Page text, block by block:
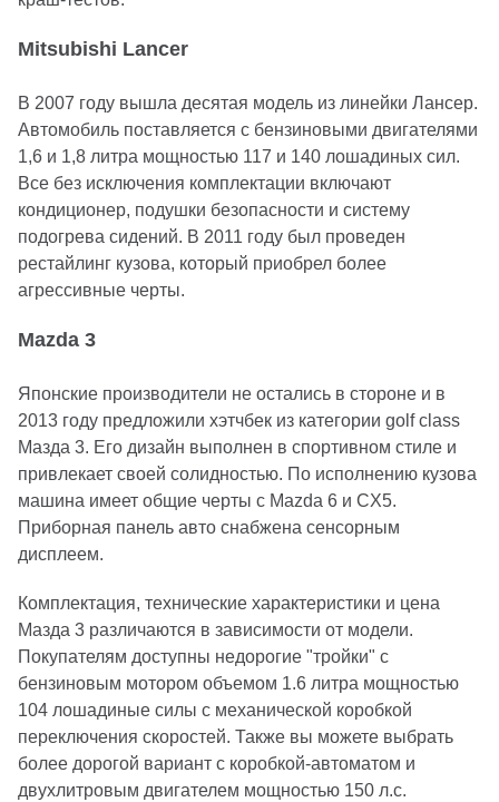
Mitsubishi Lancer
В 2007 году вышла десятая модель из линейки Лансер.
Автомобиль поставляется с бензиновыми двигателями
1,6 и 1,8 литра мощностью 117 и 140 лошадиных сил.
Все без исключения комплектации включают
кондиционер, подушки безопасности и систему
подогрева сидений. В 2011 году был проведен
рестайлинг кузова, который приобрел более
агрессивные черты.
Mazda 3
Японские производители не остались в стороне и в
2013 году предложили хэтчбек из категории golf class
Мазда 3. Его дизайн выполнен в спортивном стиле и
привлекает своей солидностью. По исполнению кузова
машина имеет общие черты с Mazda 6 и CX5.
Приборная панель авто снабжена сенсорным
дисплеем.
Комплектация, технические характеристики и цена
Мазда 3 различаются в зависимости от модели.
Покупателям доступны недорогие "тройки" с
бензиновым мотором объемом 1.6 литра мощностью
104 лошадиные силы с механической коробкой
переключения скоростей. Также вы можете выбрать
более дорогой вариант с коробкой-автоматом и
двухлитровым двигателем мощностью 150 л.с.